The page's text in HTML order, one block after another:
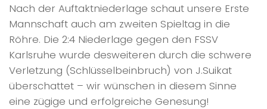
Nach der Auftaktniederlage schaut unsere Erste
Mannschaft auch am zweiten Spieltag in die
Röhre. Die 2:4 Niederlage gegen den FSSV
Karlsruhe wurde desweiteren durch die schwere
Verletzung (Schlüsselbeinbruch) von J.Suikat
überschattet – wir wünschen in diesem Sinne
eine zügige und erfolgreiche Genesung!